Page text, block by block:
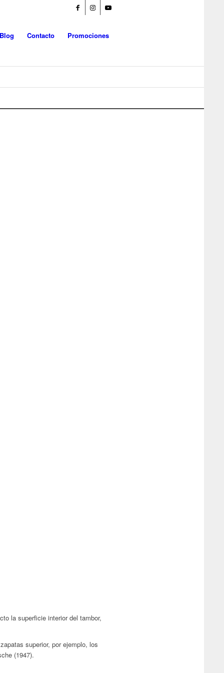
Blog Contacto Promociones
la superficie interior del tambor,
superior, por ejemplo, los
(1947).